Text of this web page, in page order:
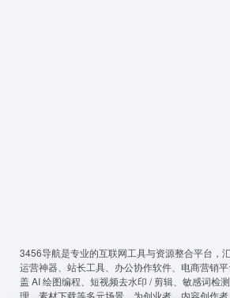
3456导航是专业的互联网工具与资源整合平台，
运营神器、站长工具、办公协作软件、电商营销
盖 AI 绘图编程、短视频去水印 / 剪辑、敏感词检
理、素材下载等多元场景，为创业者、内容创作